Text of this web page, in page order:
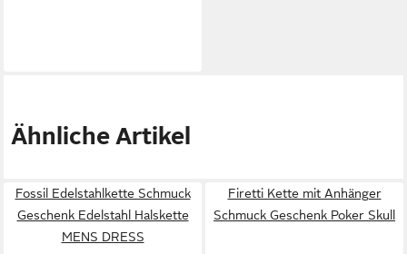
Ähnliche Artikel
Fossil Edelstahlkette Schmuck
Geschenk Edelstahl Halskette
MENS DRESS
Firetti Kette mit Anhänger
Schmuck Geschenk Poker Skull